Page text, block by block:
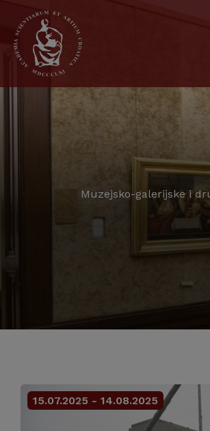
Muzejsko-galerijske i
15.07.2025 - 14.08.2025